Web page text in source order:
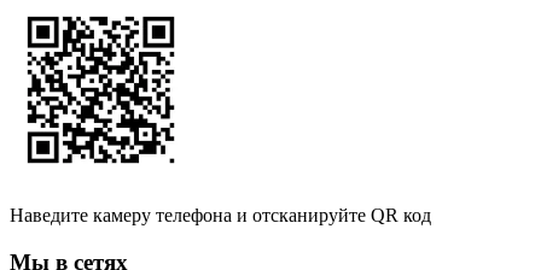
Наведите камеру телефона и отсканируйте QR код
Мы в сетях